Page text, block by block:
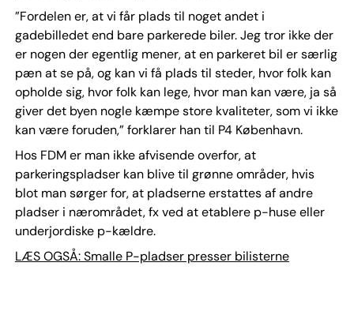
”Fordelen er, at vi får plads til noget andet i
gadebilledet end bare parkerede biler. Jeg tror ikke der
er nogen der egentlig mener, at en parkeret bil er særlig
pæn at se på, og kan vi få plads til steder, hvor folk kan
opholde sig, hvor folk kan lege, hvor man kan være, ja så
giver det byen nogle kæmpe store kvaliteter, som vi ikke
kan være foruden,” forklarer han til P4 København.
Hos FDM er man ikke afvisende overfor, at
parkeringspladser kan blive til grønne områder, hvis
blot man sørger for, at pladserne erstattes af andre
pladser i nærområdet, fx ved at etablere p-huse eller
underjordiske p-kældre.
LÆS OGSÅ: Smalle P-pladser presser bilisterne